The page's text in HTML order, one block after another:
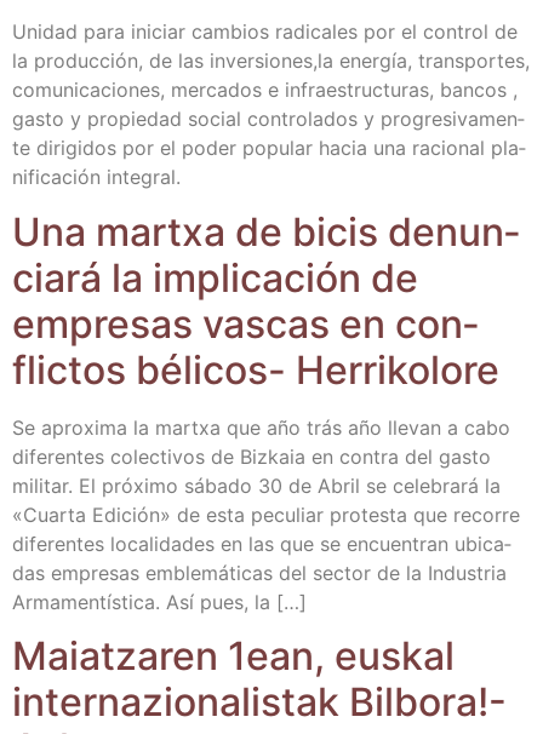
Uni­dad para ini­ciar cam­bios radi­ca­les por el con­trol de
la pro­duc­ción, de las inversiones,la ener­gía, trans­por­tes,
comu­ni­ca­cio­nes, mer­ca­dos e infra­es­truc­tu­ras, ban­cos ,
gas­to y pro­pie­dad social con­tro­la­dos y pro­gre­si­va­men­
te diri­gi­dos por el poder popu­lar hacia una racio­nal pla­
ni­fi­ca­ción integral.
Una martxa de bicis denun­
cia­rá la impli­ca­ción de
empre­sas vas­cas en con­
flic­tos béli­cos- Herrikolore
Se apro­xi­ma la martxa que año trás año lle­van a cabo
dife­ren­tes colec­ti­vos de Biz­kaia en con­tra del gas­to
mili­tar. El pró­xi­mo sába­do 30 de Abril se cele­bra­rá la
«Cuar­ta Edi­ción» de esta pecu­liar pro­tes­ta que reco­rre
dife­ren­tes loca­li­da­des en las que se encuen­tran ubi­ca­
das empre­sas emble­má­ti­cas del sec­tor de la Indus­tria
Arma­men­tís­ti­ca. Así pues, la […]
Maiatza­ren 1ean, eus­kal
inter­na­zio­na­lis­tak Bil­bo­ra!-